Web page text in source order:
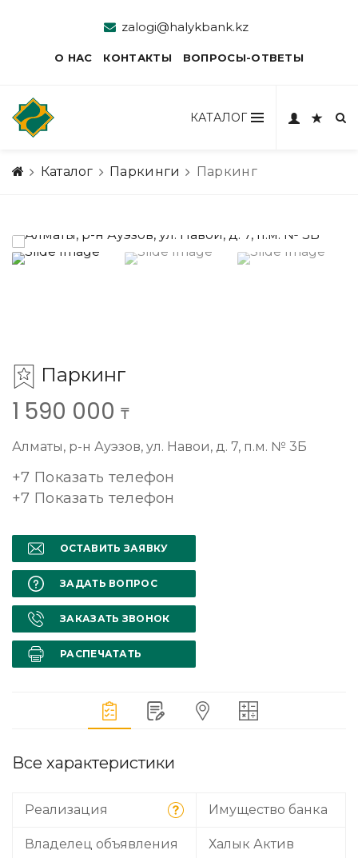
zalogi@halykbank.kz
О НАС КОНТАКТЫ ВОПРОСЫ-ОТВЕТЫ
КАТАЛОГ
Каталог Паркинги Паркинг
Паркинг
1 590 000 ₸
Алматы, р-н Ауэзов, ул. Навои, д. 7, п.м. № 3Б
+7 Показать телефон
+7 Показать телефон
ОСТАВИТЬ ЗАЯВКУ
ЗАДАТЬ ВОПРОС
ЗАКАЗАТЬ ЗВОНОК
РАСПЕЧАТАТЬ
Все характеристики
Реализация Имущество банка
Владелец объявления Халык Актив